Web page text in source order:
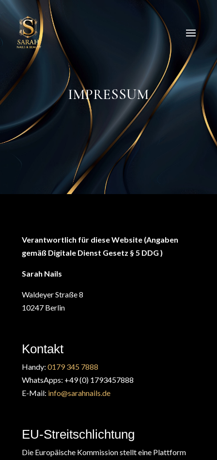
IMPRESSUM
Verantwortlich für diese Website (Angaben
gemäß Digitale Dienst Gesetz § 5 DDG )
Sarah Nails
Waldeyer Straße 8
10247 Berlin
Kontakt
Handy: 0179 345 7888
WhatsApps: +49 (0) 1793457888
E-Mail: info@sarahnails.de
EU-Streitschlichtung
Die Europäische Kommission stellt eine Plattform